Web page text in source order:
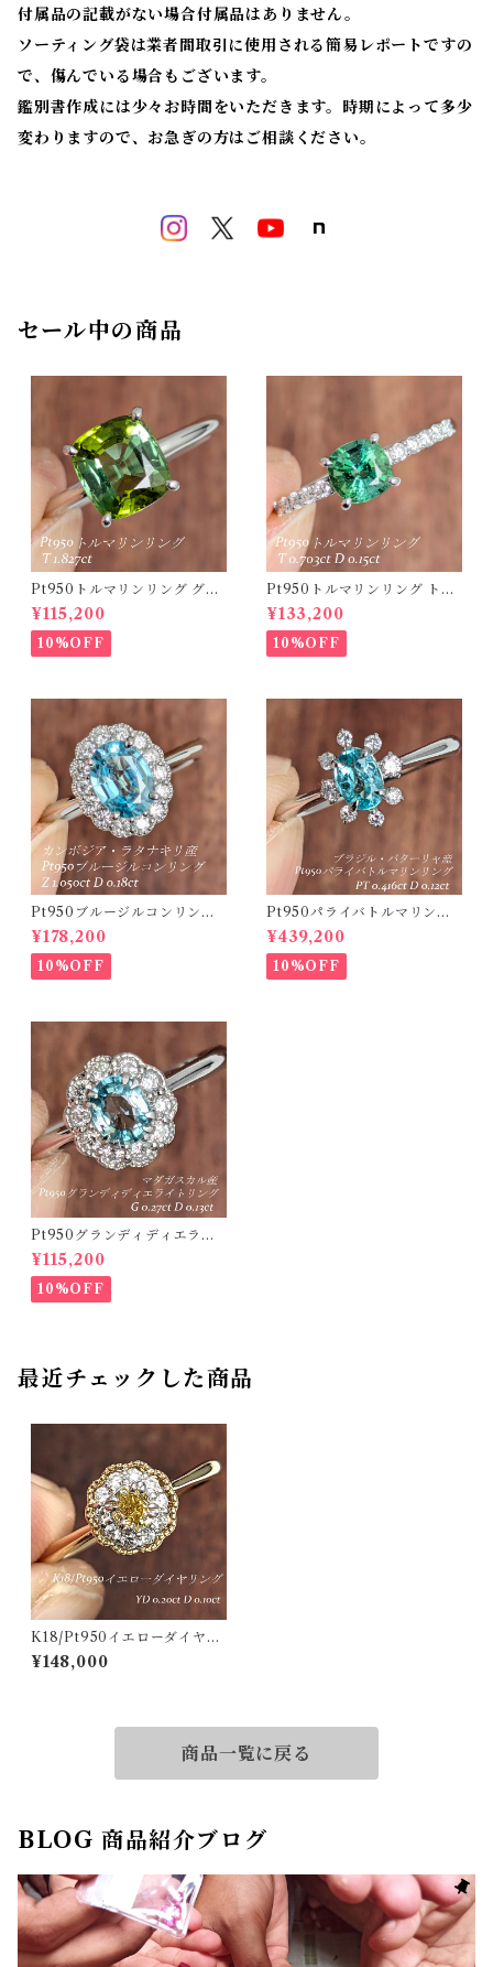
付属品の記載がない場合付属品はありません。
ソーティング袋は業者間取引に使用される簡易レポートですの
で、傷んでいる場合もございます。
鑑別書作成には少々お時間をいただきます。時期によって多少
変わりますので、お急ぎの方はご相談ください。
セール中の商品
Pt950トルマリンリング グリ
ーントルマリン 1.827ct 【PR
O208635】
¥115,200
10%OFF
Pt950トルマリンリング トル
マリン 0.703ct ダイヤモンド
0.15ct【PRO208634】
¥133,200
10%OFF
Pt950ブルージルコンリング
カンボジア・ラタナキリ産 ブ
ルージルコン 1.050ct ダイヤ
モンド 0.18ct【PRO20868
4】
¥178,200
10%OFF
Pt950パライバトルマリンリ
ング ブラジル・バターリャ産
パライバトルマリン 0.416ct
ダイヤモンド 0.12ct【PRO2
07538】
¥439,200
10%OFF
Pt950グランディディエライ
トリング マダガスカル産 グラ
ンディディエライト 0.27ct ダ
イヤモンド 0.13ct【PRO2071
18】
¥115,200
10%OFF
最近チェックした商品
K18/Pt950イエローダイヤリ
ング イエローダイヤモンド 0.
20ct ダイヤモンド 0.10ct【P
¥148,000
商品一覧に戻る
BLOG 商品紹介ブログ